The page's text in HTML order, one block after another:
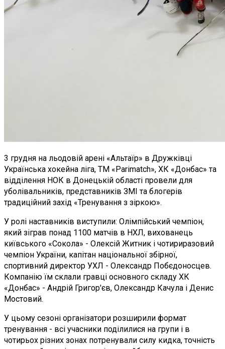
3 грудня на льодовій арені «Альтаїр» в Дружківці
Українська хокейна ліга, ТМ «Parimatch», ХК «Донбас» та
відділення НОК в Донецькій області провели для
уболівальників, представників ЗМІ та блогерів
традиційний захід «Тренування з зіркою».
У ролі наставників виступили: Олімпійський чемпіон,
який зіграв понад 1100 матчів в НХЛ, вихованець
київського «Сокола» - Олексій Житник і чотириразовий
чемпіон України, капітан національної збірної,
спортивний директор УХЛ - Олександр Побєдоносцев.
Компанію їм склали гравці основного складу ХК
«Донбас» - Андрій Григор'єв, Олександр Качула і Денис
Мостовий.
У цьому сезоні організатори розширили формат
тренування - всі учасники поділилися на групи і в
чотирьох різних зонах потренували силу кидка, точність